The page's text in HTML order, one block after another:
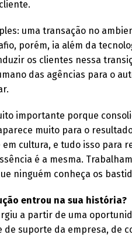
uma transação no
porém, ia além da
os clientes nessa
das agências para o
importante porque
muito para o
em cultura, e tudo isso para
é a mesma.
ninguém conheça os
entrou na sua história?
a partir de uma
de suporte da empresa, de